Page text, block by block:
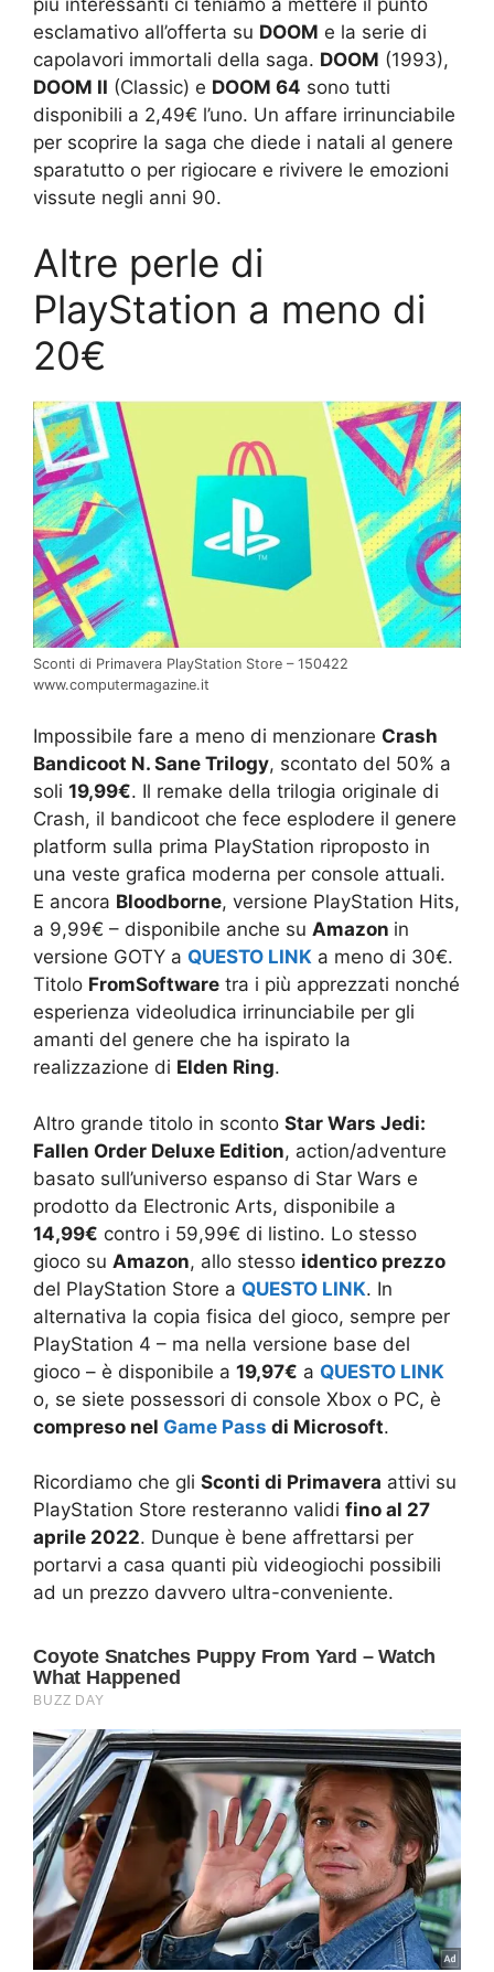
esclamativo all’offerta su DOOM e la serie di
capolavori immortali della saga. DOOM (1993),
DOOM II (Classic) e DOOM 64 sono tutti
disponibili a 2,49€ l’uno. Un affare irrinunciabile
per scoprire la saga che diede i natali al genere
sparatutto o per rigiocare e rivivere le emozioni
vissute negli anni 90.
Altre perle di
PlayStation a meno di
20€
Sconti di Primavera PlayStation Store – 150422
www.computermagazine.it
Impossibile fare a meno di menzionare Crash
Bandicoot N. Sane Trilogy, scontato del 50% a
soli 19,99€. Il remake della trilogia originale di
Crash, il bandicoot che fece esplodere il genere
platform sulla prima PlayStation riproposto in
una veste grafica moderna per console attuali.
E ancora Bloodborne, versione PlayStation Hits,
a 9,99€ – disponibile anche su Amazon in
versione GOTY a QUESTO LINK a meno di 30€.
Titolo FromSoftware tra i più apprezzati nonché
esperienza videoludica irrinunciabile per gli
amanti del genere che ha ispirato la
realizzazione di Elden Ring.
Altro grande titolo in sconto Star Wars Jedi:
Fallen Order Deluxe Edition, action/adventure
basato sull’universo espanso di Star Wars e
prodotto da Electronic Arts, disponibile a
14,99€ contro i 59,99€ di listino. Lo stesso
gioco su Amazon, allo stesso identico prezzo
del PlayStation Store a QUESTO LINK. In
alternativa la copia fisica del gioco, sempre per
PlayStation 4 – ma nella versione base del
gioco – è disponibile a 19,97€ a QUESTO LINK
o, se siete possessori di console Xbox o PC, è
compreso nel Game Pass di Microsoft.
Ricordiamo che gli Sconti di Primavera attivi su
PlayStation Store resteranno validi fino al 27
aprile 2022. Dunque è bene affrettarsi per
portarvi a casa quanti più videogiochi possibili
ad un prezzo davvero ultra-conveniente.